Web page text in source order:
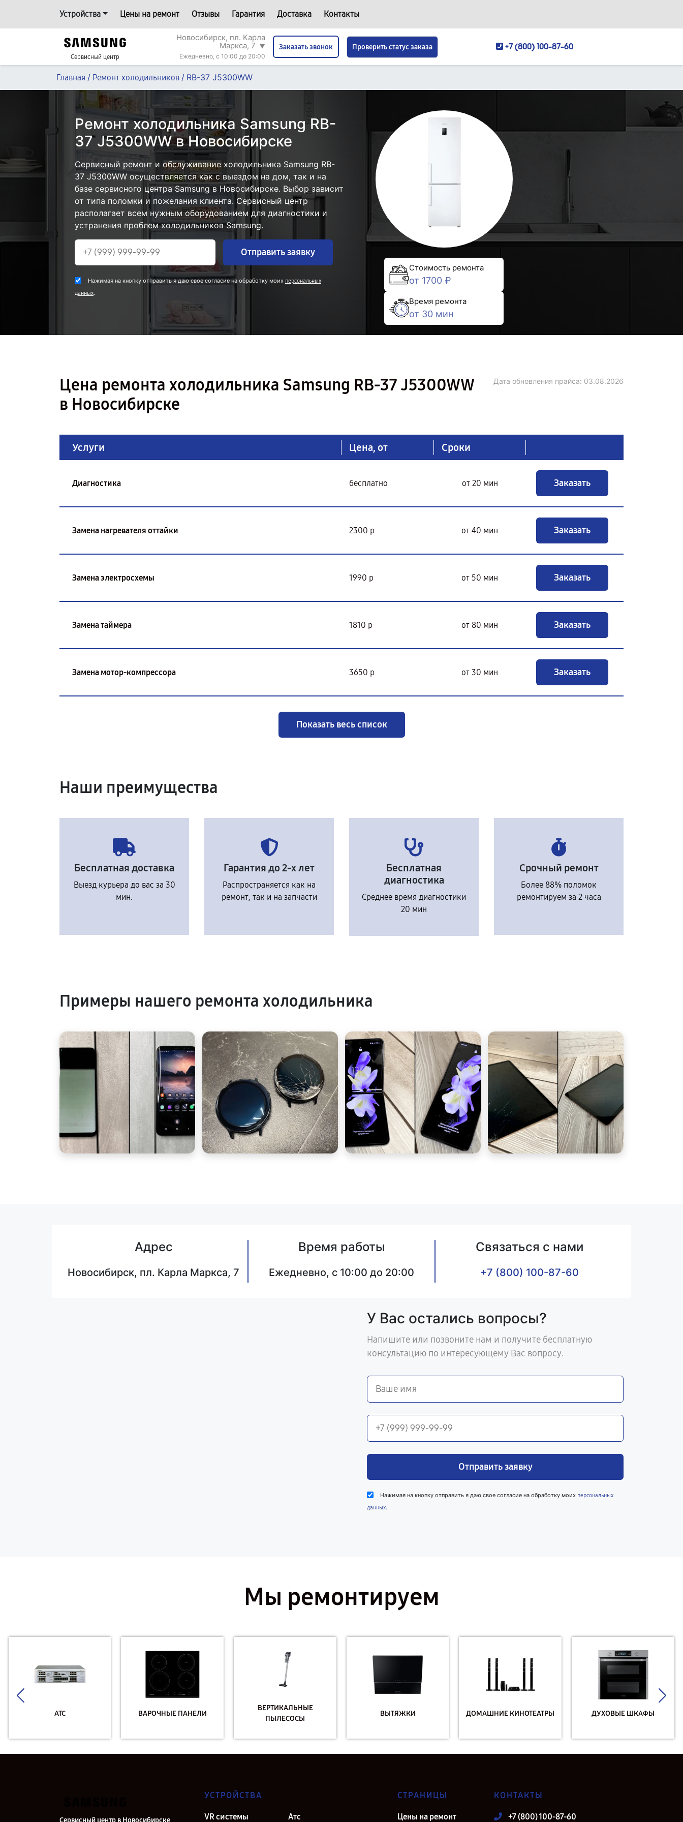
Устройства Цены на ремонт Отзывы Гарантия Доставка Контакты
Сервисный центр
Новосибирск, пл. Карла
Маркса, 7 ▼
Ежедневно, с 10:00 до 20:00
Заказать звонок Проверить статус заказа +7 (800) 100-87-60
Главная / Ремонт холодильников / RB-37 J5300WW
Ремонт холодильника Samsung RB-
37 J5300WW в Новосибирске
Сервисный ремонт и обслуживание холодильника Samsung RB-
37 J5300WW осуществляется как с выездом на дом, так и на
базе сервисного центра Samsung в Новосибирске. Выбор зависит
от типа поломки и пожелания клиента. Сервисный центр
располагает всем нужным оборудованием для диагностики и
устранения проблем холодильников Samsung.
Отправить заявку
Нажимая на кнопку отправить я даю свое согласие на обработку моих персональных
данных.
Стоимость ремонта
от 1700 ₽
Время ремонта
от 30 мин
Цена ремонта холодильника Samsung RB-37 J5300WW
в Новосибирске
Дата обновления прайса: 03.08.2026
Услуги Цена, от Сроки
Диагностика бесплатно от 20 мин Заказать
Замена нагревателя оттайки 2300 р от 40 мин Заказать
Замена электросхемы 1990 р от 50 мин Заказать
Замена таймера 1810 р от 80 мин Заказать
Замена мотор-компрессора 3650 р от 30 мин Заказать
Показать весь список
Наши преимущества
Бесплатная доставка
Выезд курьера до вас за 30
мин.
Гарантия до 2-х лет
Распространяется как на
ремонт, так и на запчасти
Бесплатная
диагностика
Среднее время диагностики
20 мин
Срочный ремонт
Более 88% поломок
ремонтируем за 2 часа
Примеры нашего ремонта холодильника
Адрес
Новосибирск, пл. Карла Маркса, 7
Время работы
Ежедневно, с 10:00 до 20:00
Связаться с нами
+7 (800) 100-87-60
У Вас остались вопросы?
Напишите или позвоните нам и получите бесплатную
консультацию по интересующему Вас вопросу.
Отправить заявку
Нажимая на кнопку отправить я даю свое согласие на обработку моих персональных
данных.
Мы ремонтируем
АТС ВАРОЧНЫЕ ПАНЕЛИ
ВЕРТИКАЛЬНЫЕ
ПЫЛЕСОСЫ
ВЫТЯЖКИ ДОМАШНИЕ КИНОТЕАТРЫ ДУХОВЫЕ ШКАФЫ
Сервисный центр в Новосибирске
УСТРОЙСТВА
VR системы Атс
СТРАНИЦЫ
Цены на ремонт
КОНТАКТЫ
+7 (800) 100-87-60